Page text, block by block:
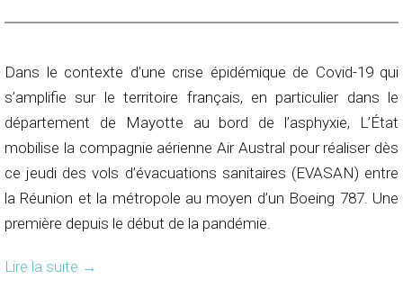
Dans le contexte d’une crise épidémique de Covid-19 qui
s’amplifie sur le territoire français, en particulier dans le
département de Mayotte au bord de l’asphyxie, L’État
mobilise la compagnie aérienne Air Austral pour réaliser dès
ce jeudi des vols d’évacuations sanitaires (EVASAN) entre
la Réunion et la métropole au moyen d’un Boeing 787. Une
première depuis le début de la pandémie.
Lire la suite →